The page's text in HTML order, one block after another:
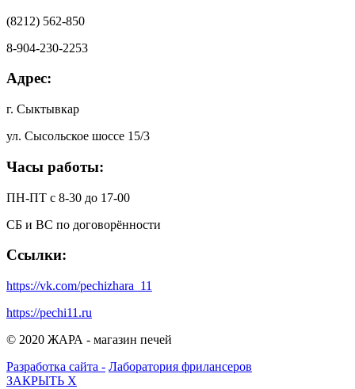
(8212) 562-850
8-904-230-2253
Адрес:
г. Сыктывкар
ул. Сысольское шоссе 15/3
Часы работы:
ПН-ПТ с 8-30 до 17-00
СБ и ВС по договорённости
Ссылки:
https://vk.com/pechizhara_11
https://pechi11.ru
© 2020 ЖАРА - магазин печей
Разработка сайта - Лаборатория фрилансеров
ЗАКРЫТЬ X